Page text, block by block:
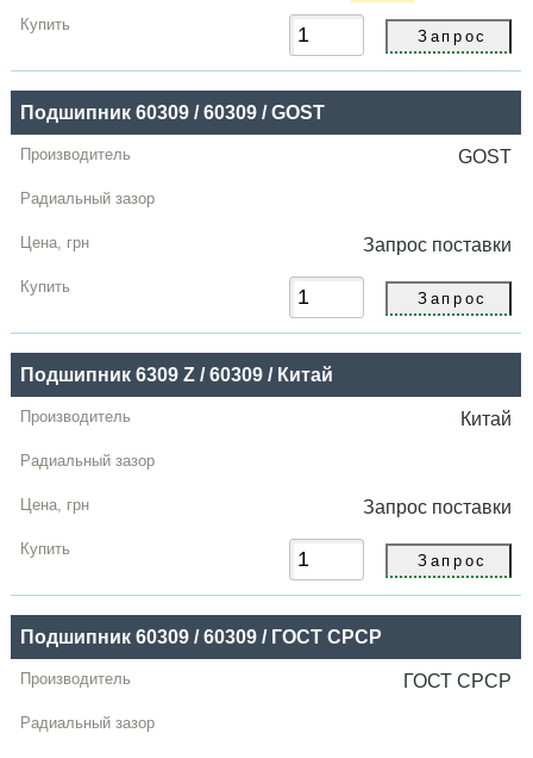
грн
Подшипник 60309 / 60309 / GOST
GOST
Запрос поставки
Подшипник 6309 Z / 60309 / Китай
Китай
Запрос поставки
Подшипник 60309 / 60309 / ГОСТ СРСР
ГОСТ СРСР